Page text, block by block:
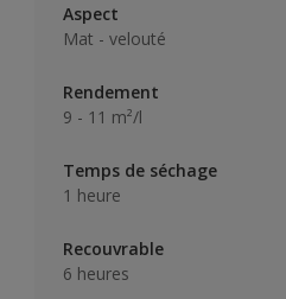
Aspect
Mat - velouté
Rendement
9 - 11 m²/l
Temps de séchage
1 heure
Recouvrable
6 heures